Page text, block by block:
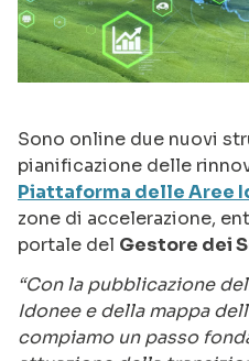
Sono online due nuovi
pianificazione delle
Piattaforma delle Aree
zone di accelerazione,
portale del Gestore dei
“Con la pubblicazione
Idonee e della mappa
compiamo un passo